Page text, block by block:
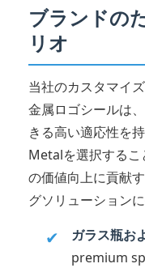
ブランドの
リオ
当社のカスタマイ
金属ロゴシールは
きる高い適応性を
Metalを選択するこ
の価値向上に貢献
グソリューション
✔ ガラス瓶お
premium